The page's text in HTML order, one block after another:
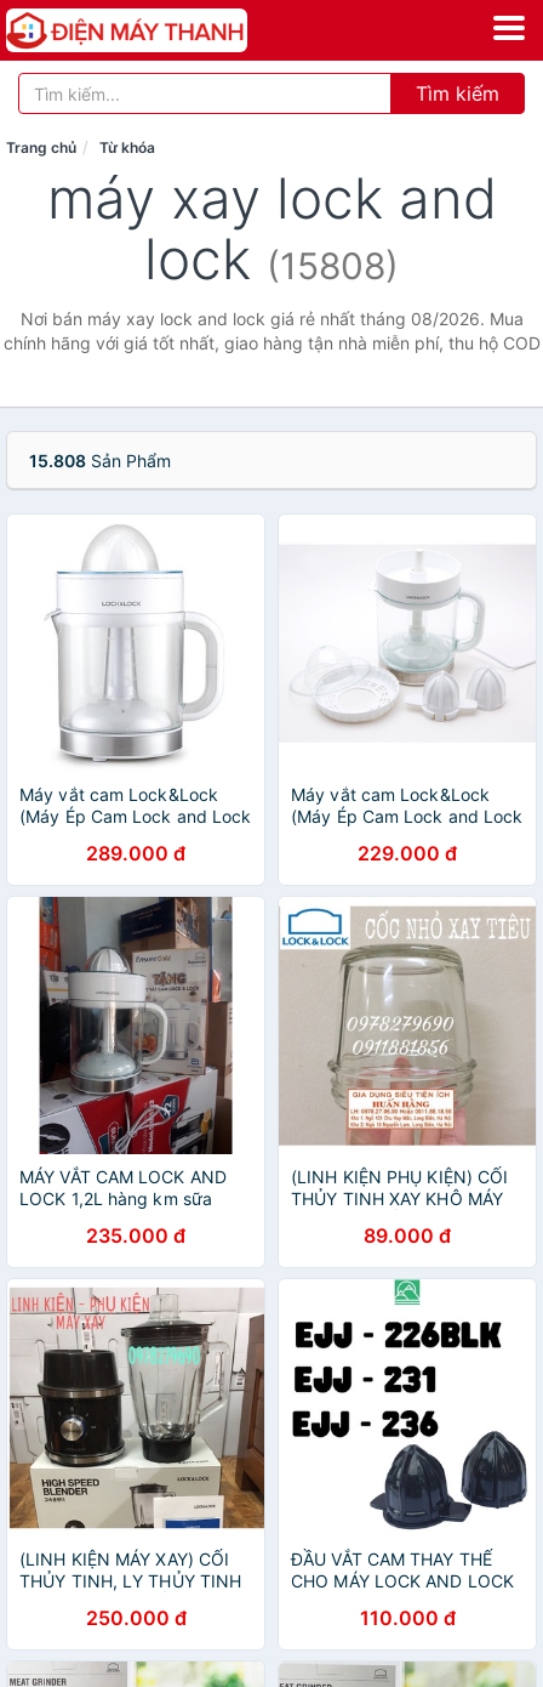
Tìm kiếm
Trang chủ Từ khóa
máy xay lock and
lock (15808)
Nơi bán máy xay lock and lock giá rẻ nhất tháng 08/2026. Mua
chính hãng với giá tốt nhất, giao hàng tận nhà miễn phí, thu hộ COD
15.808 Sản Phẩm
Máy vắt cam Lock&Lock
(Máy Ép Cam Lock and Lock
289.000 đ
Máy vắt cam Lock&Lock
(Máy Ép Cam Lock and Lock
229.000 đ
MÁY VẮT CAM LOCK AND
LOCK 1,2L hàng km sữa
235.000 đ
(LINH KIỆN PHỤ KIỆN) CỐI
THỦY TINH XAY KHÔ MÁY
LOCK EJM361SLV
EJM366SLV EJM376BLV
89.000 đ
(LINH KIỆN MÁY XAY) CỐI
THỦY TINH, LY THỦY TINH
AND LOCK EJM361SLV
EJM366SLV EJM376BLV
250.000 đ
ĐẦU VẮT CAM THAY THẾ
CHO MÁY LOCK AND LOCK
110.000 đ